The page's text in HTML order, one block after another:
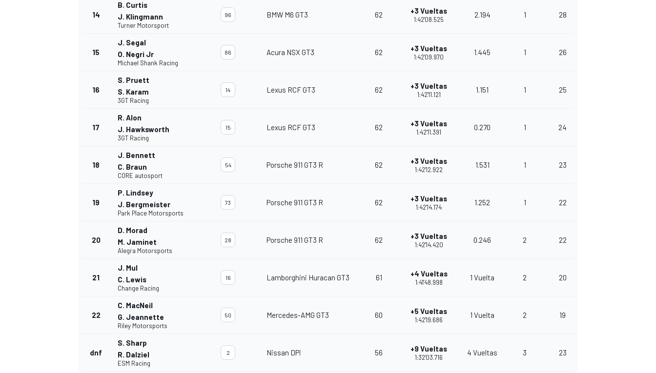
MÁS CATEGORÍAS
14
B. Curtis
J. Klingmann
Turner Motorsport
96 BMW M6 GT3 62 +3 Vueltas
1:42'08.525
2.194 1 28
15
J. Segal
O. Negri Jr
Michael Shank Racing
86 Acura NSX GT3 62 +3 Vueltas
1:42'09.970
1.445 1 26
16
S. Pruett
S. Karam
3GT Racing
14 Lexus RCF GT3 62 +3 Vueltas
1:42'11.121
1.151 1 25
17
R. Alon
J. Hawksworth
3GT Racing
15 Lexus RCF GT3 62 +3 Vueltas
1:42'11.391
0.270 1 24
18
J. Bennett
C. Braun
CORE autosport
54 Porsche 911 GT3 R 62 +3 Vueltas
1:42'12.922
1.531 1 23
19
P. Lindsey
J. Bergmeister
Park Place Motorsports
73 Porsche 911 GT3 R 62 +3 Vueltas
1:42'14.174
1.252 1 22
20
D. Morad
M. Jaminet
Alegra Motorsports
28 Porsche 911 GT3 R 62 +3 Vueltas
1:42'14.420
0.246 2 22
21
J. Mul
C. Lewis
Change Racing
16 Lamborghini Huracan GT3 61 +4 Vueltas
1:41'48.998
1 Vuelta 2 20
22
C. MacNeil
G. Jeannette
Riley Motorsports
50 Mercedes-AMG GT3 60 +5 Vueltas
1:42'19.686
1 Vuelta 2 19
dnf
S. Sharp
R. Dalziel
ESM Racing
2 Nissan DPi 56 +9 Vueltas
1:32'03.716
4 Vueltas 3 23